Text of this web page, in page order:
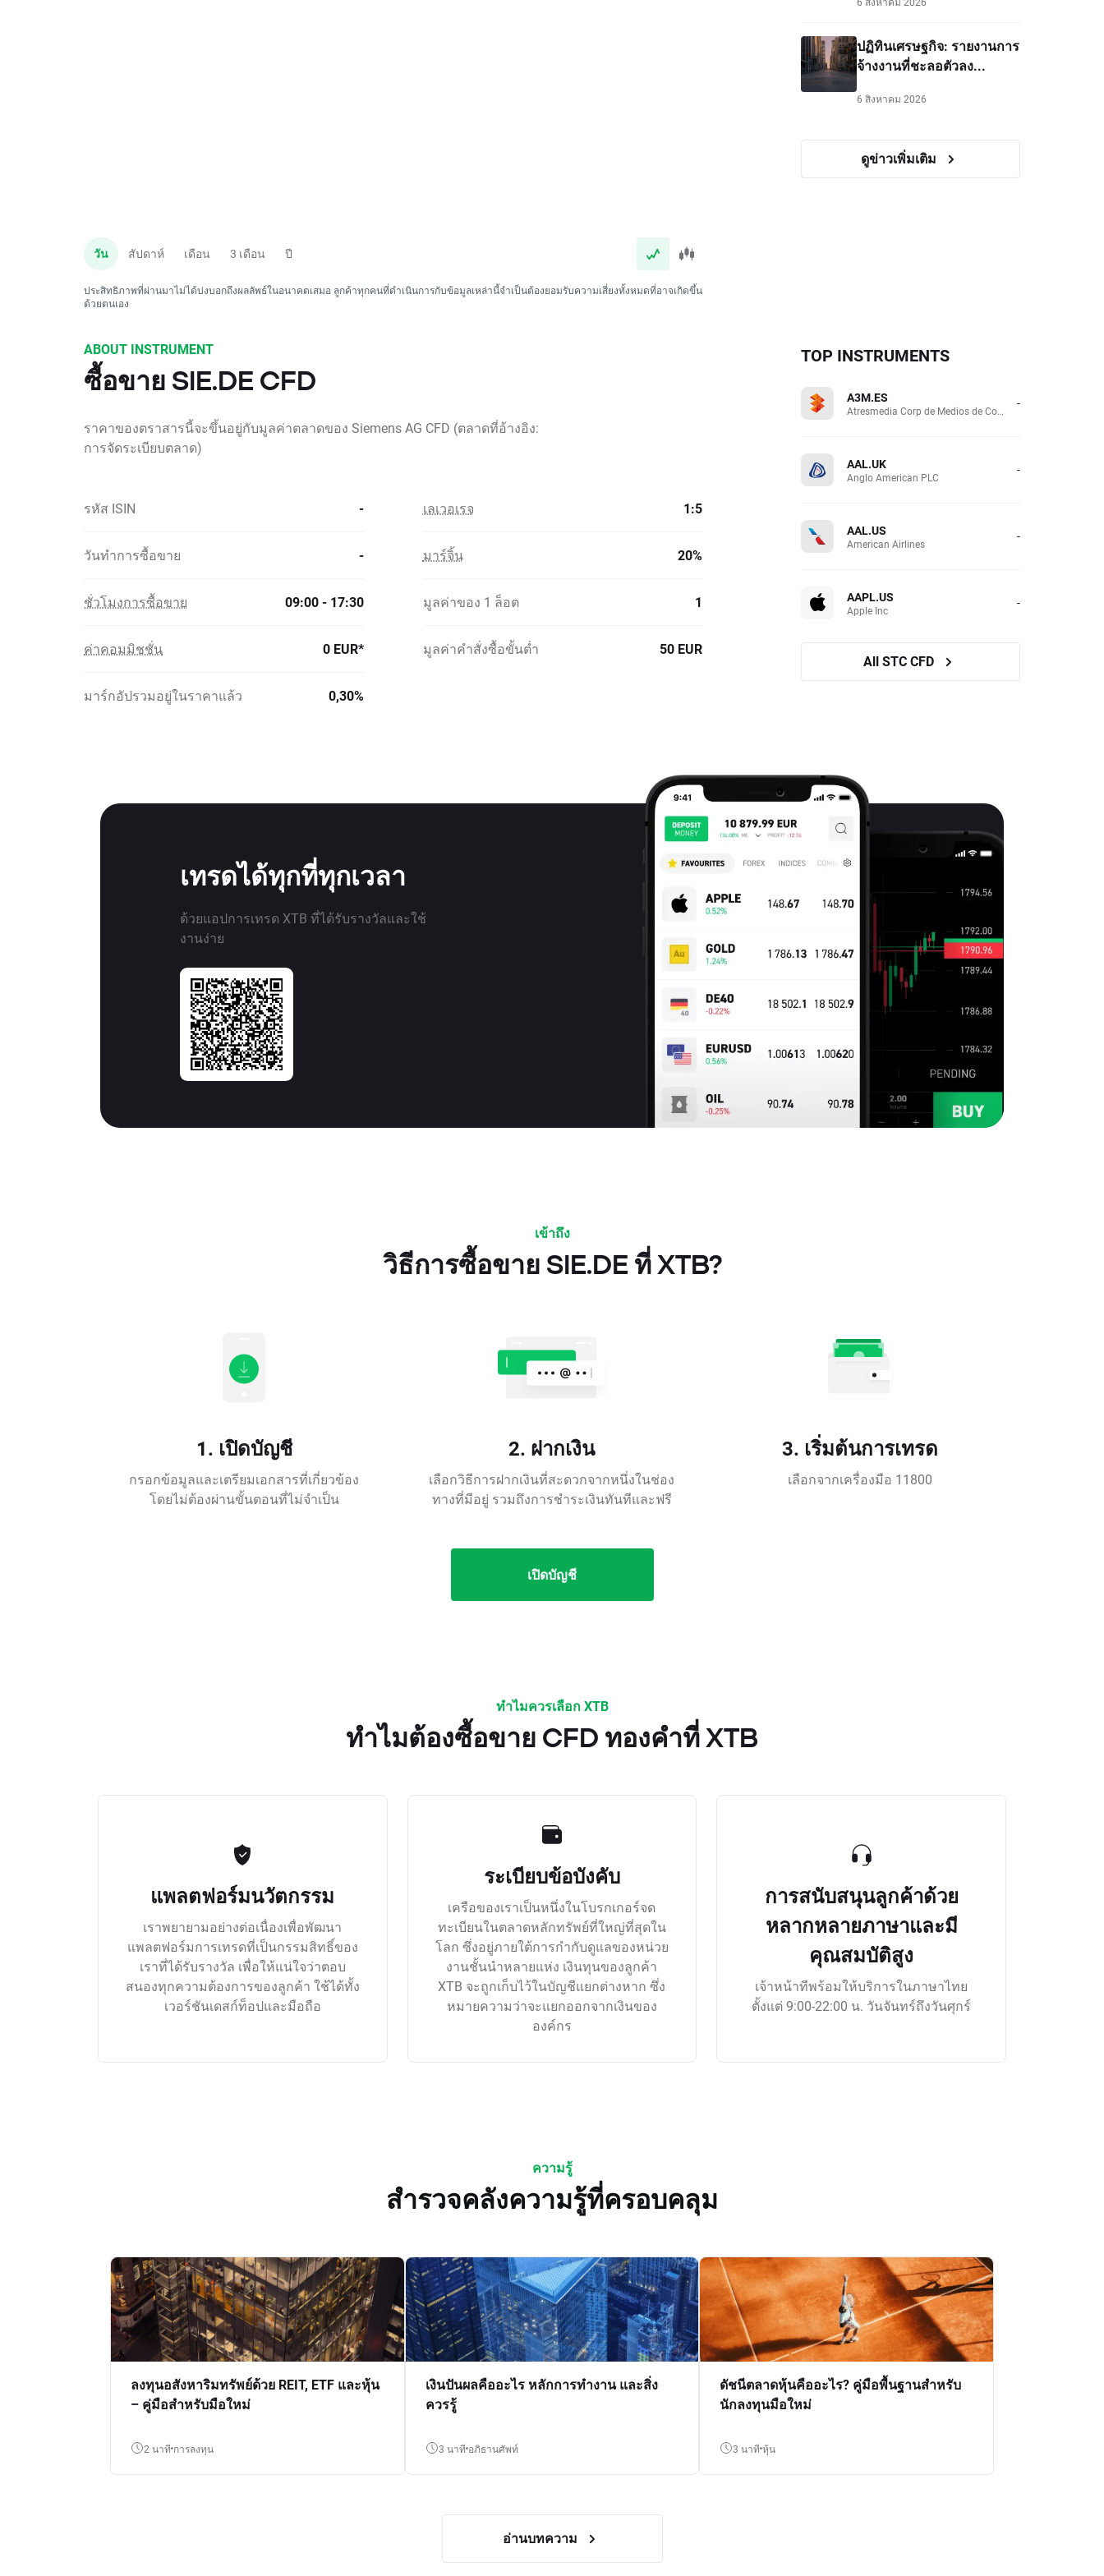
วัน สัปดาห์ เดือน 3 เดือน ปี
ประสิทธิภาพที่ผ่านมาไม่ได้บ่งบอกถึงผลลัพธ์ในอนาคตเสมอ ลูกค้าทุกคนที่ดำเนินการกับข้อมูลเหล่านี้จำเป็นต้องยอมรับความเสี่ยงทั้งหมดที่อาจเกิดขึ้น
ด้วยตนเอง
ปฏิทินเศรษฐกิจ: รายงานการ
จ้างงานที่ชะลอตัวลง...
6 สิงหาคม 2026
ดูข่าวเพิ่มเติม
ABOUT INSTRUMENT
ซื้อขาย SIE.DE CFD
ราคาของตราสารนี้จะขึ้นอยู่กับมูลค่าตลาดของ Siemens AG CFD (ตลาดที่อ้างอิง:
การจัดระเบียบตลาด)
รหัส ISIN - เลเวอเรจ 1:5
วันทำการซื้อขาย - มาร์จิ้น 20%
ชั่วโมงการซื้อขาย 09:00 - 17:30 มูลค่าของ 1 ล็อต 1
ค่าคอมมิชชั่น 0 EUR* มูลค่าคำสั่งซื้อขั้นต่ำ 50 EUR
มาร์กอัปรวมอยู่ในราคาแล้ว 0,30%
TOP INSTRUMENTS
A3M.ES
Atresmedia Corp de Medios de Comunicacion SA -
AAL.UK
Anglo American PLC -
AAL.US
American Airlines -
AAPL.US
Apple Inc -
All STC CFD
เทรดได้ทุกที่ทุกเวลา
ด้วยแอปการเทรด XTB ที่ได้รับรางวัลและใช้
งานง่าย
เข้าถึง
วิธีการซื้อขาย SIE.DE ที่ XTB?
1. เปิดบัญชี
กรอกข้อมูลและเตรียมเอกสารที่เกี่ยวข้อง
โดยไม่ต้องผ่านขั้นตอนที่ไม่จำเป็น
2. ฝากเงิน
เลือกวิธีการฝากเงินที่สะดวกจากหนึ่งในช่อง
ทางที่มีอยู่ รวมถึงการชำระเงินทันทีและฟรี
3. เริ่มต้นการเทรด
เลือกจากเครื่องมือ 11800
เปิดบัญชี
ทำไมควรเลือก XTB
ทำไมต้องซื้อขาย CFD ทองคำที่ XTB
แพลตฟอร์มนวัตกรรม
เราพยายามอย่างต่อเนื่องเพื่อพัฒนา
แพลตฟอร์มการเทรดที่เป็นกรรมสิทธิ์ของ
เราที่ได้รับรางวัล เพื่อให้แน่ใจว่าตอบ
สนองทุกความต้องการของลูกค้า ใช้ได้ทั้ง
เวอร์ชันเดสก์ท็อปและมือถือ
ระเบียบข้อบังคับ
เครือของเราเป็นหนึ่งในโบรกเกอร์จด
ทะเบียนในตลาดหลักทรัพย์ที่ใหญ่ที่สุดใน
โลก ซึ่งอยู่ภายใต้การกำกับดูแลของหน่วย
งานชั้นนำหลายแห่ง เงินทุนของลูกค้า
XTB จะถูกเก็บไว้ในบัญชีแยกต่างหาก ซึ่ง
หมายความว่าจะแยกออกจากเงินของ
องค์กร
การสนับสนุนลูกค้าด้วย
หลากหลายภาษาและมี
คุณสมบัติสูง
เจ้าหน้าทีพร้อมให้บริการในภาษาไทย
ตั้งแต่ 9:00-22:00 น. วันจันทร์ถึงวันศุกร์
ความรู้
สำรวจคลังความรู้ที่ครอบคลุม
ลงทุนอสังหาริมทรัพย์ด้วย REIT, ETF และหุ้น
– คู่มือสำหรับมือใหม่
2 นาที การลงทุน
เงินปันผลคืออะไร หลักการทำงาน และสิ่ง
ควรรู้
3 นาที อภิธานศัพท์
ดัชนีตลาดหุ้นคืออะไร? คู่มือพื้นฐานสำหรับ
นักลงทุนมือใหม่
3 นาที หุ้น
อ่านบทความ